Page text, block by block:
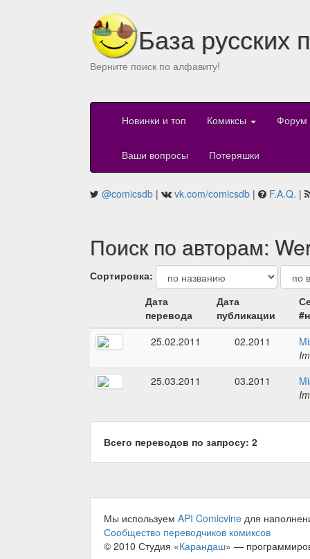
База русских
Верните поиск по алфавиту!
Новинки и топ Комиксы Форум
Ваши вопросы Потеряшки
@comicsdb | vk.com/comicsdb | F.A.Q. |
Поиск по авторам:
Сортировка:
Дата
перевода
Дата
публикации
25.02.2011
02.2011
25.03.2011
03.2011
Всего переводов по запросу: 2
Мы используем API Comicvine для
Сообщество переводчиков комиксов
© 2010 Студия «Карандаш» —